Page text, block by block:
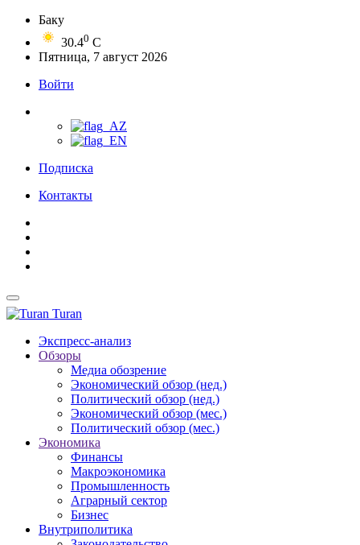
Баку
30.40 C
Пятница, 7 август 2026
Войти
Подписка
Контакты
Turan
Экспресс-анализ
Обзоры
Медиа обозрение
Экономический обзор (нед.)
Политический обзор (нед.)
Экономический обзор (мес.)
Политический обзор (мес.)
Экономика
Финансы
Макроэкономика
Промышленность
Аграрный сектор
Бизнес
Внутриполитика